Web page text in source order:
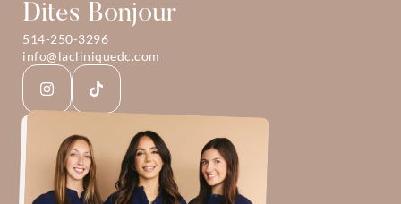
Dites Bonjour
514-250-3296
info@lacliniquedc.com